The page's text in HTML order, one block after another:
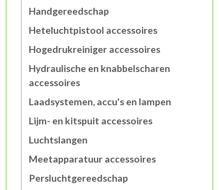
Handgereedschap
Heteluchtpistool accessoires
Hogedrukreiniger accessoires
Hydraulische en knabbelscharen
accessoires
Laadsystemen, accu's en lampen
Lijm- en kitspuit accessoires
Luchtslangen
Meetapparatuur accessoires
Persluchtgereedschap